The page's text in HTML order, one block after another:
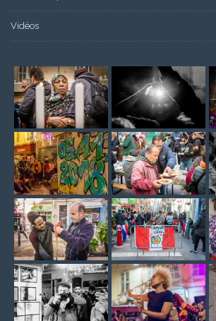
Vidéos